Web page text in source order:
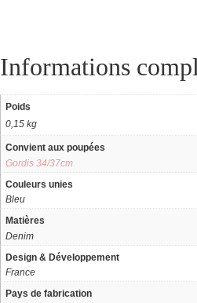
Informations
Poids
0,15 kg
Convient aux poupées
Gordis 34/37cm
Couleurs unies
Bleu
Matières
Denim
Design & Développement
France
Pays de fabrication